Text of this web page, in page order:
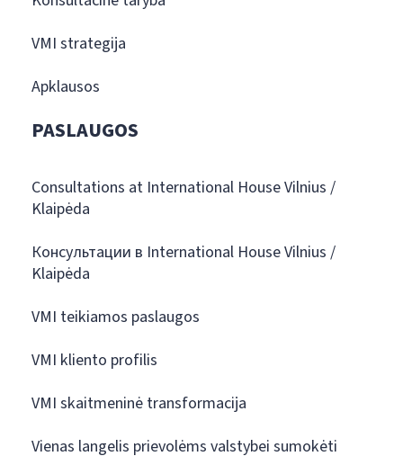
VMI strategija
Apklausos
PASLAUGOS
Consultations at International House Vilnius /
Klaipėda
Консультации в International House Vilnius /
Klaipėda
VMI teikiamos paslaugos
VMI kliento profilis
VMI skaitmeninė transformacija
Vienas langelis prievolėms valstybei sumokėti